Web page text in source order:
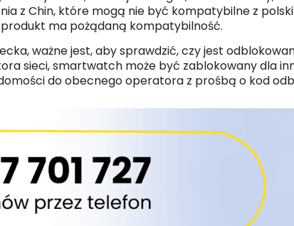
z Chin, które mogą nie być kompatybilne z
ma pożądaną kompatybilność.
ważne jest, aby sprawdzić, czy jest
sieci, smartwatch może być zablokowany dla
do obecnego operatora z prośbą o kod